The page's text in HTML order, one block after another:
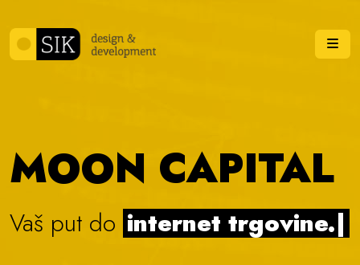
MOON CAPITAL
Vaš put do internet trgovine.|